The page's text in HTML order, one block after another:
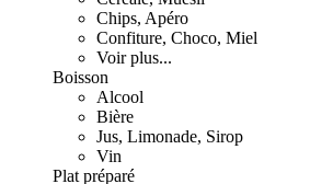
Chips, Apéro
Confiture, Choco, Miel
Voir plus...
Boisson
Alcool
Bière
Jus, Limonade, Sirop
Vin
Plat préparé